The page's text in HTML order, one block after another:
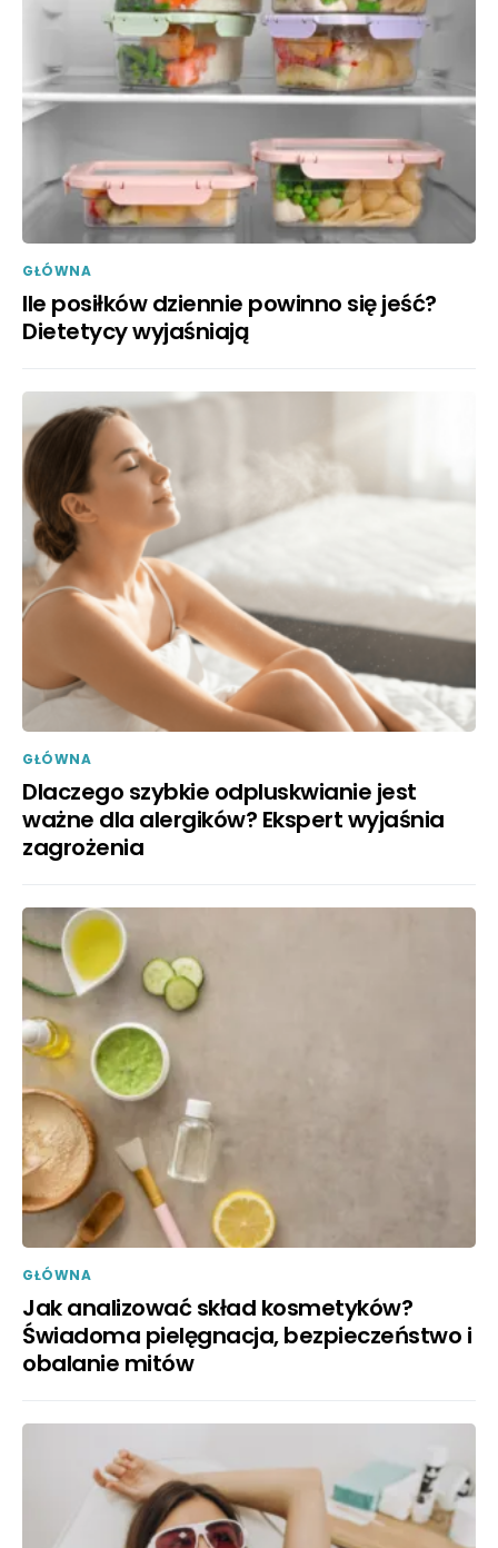
GŁÓWNA
Ile posiłków dziennie powinno się jeść?
Dietetycy wyjaśniają
GŁÓWNA
Dlaczego szybkie odpluskwianie jest
ważne dla alergików? Ekspert wyjaśnia
zagrożenia
GŁÓWNA
Jak analizować skład kosmetyków?
Świadoma pielęgnacja, bezpieczeństwo i
obalanie mitów